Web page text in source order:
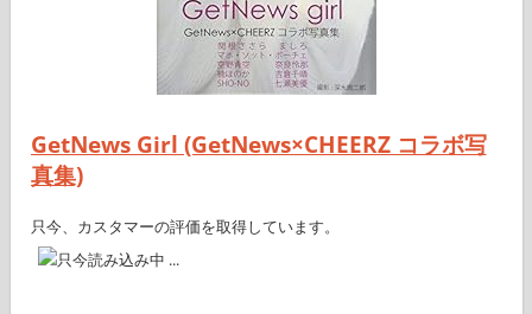
GetNews Girl (GetNews×CHEERZ コラボ写
真集)
只今、カスタマーの評価を取得しています。